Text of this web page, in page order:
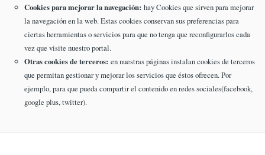
Cookies para mejorar la navegación: hay Cookies que sirven para mejorar
la navegación en la web. Estas cookies conservan sus preferencias para
ciertas herramientas o servicios para que no tenga que reconfigurarlos cada
vez que visite nuestro portal.
Otras cookies de terceros: en nuestras páginas instalan cookies de terceros
que permitan gestionar y mejorar los servicios que éstos ofrecen. Por
ejemplo, para que pueda compartir el contenido en redes sociales(facebook,
google plus, twitter).